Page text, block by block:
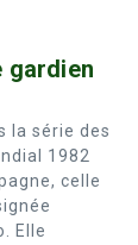
gardien
la série des
1982
celle
Elle